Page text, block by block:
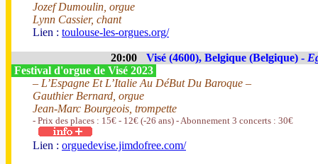
Jozef Dumoulin, orgue
Lynn Cassier, chant
Lien : toulouse-les-orgues.org/
20:00 Visé (4600), Belgique (Belgique) -
Festival d'orgue de Visé 2023
– L’Espagne Et L’Italie Au DéBut Du Baroque –
Gauthier Bernard, orgue
Jean-Marc Bourgeois, trompette
- Prix des places : 15€ - 12€ (-26 ans) - Abonnement 3 concerts : 30€
Lien : orguedevise.jimdofree.com/